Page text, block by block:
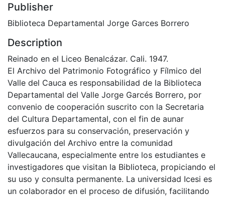
Publisher
Biblioteca Departamental Jorge Garces Borrero
Description
Reinado en el Liceo Benalcázar. Cali. 1947.
El Archivo del Patrimonio Fotográfico y Fílmico del
Valle del Cauca es responsabilidad de la Biblioteca
Departamental del Valle Jorge Garcés Borrero, por
convenio de cooperación suscrito con la Secretaria
del Cultura Departamental, con el fin de aunar
esfuerzos para su conservación, preservación y
divulgación del Archivo entre la comunidad
Vallecaucana, especialmente entre los estudiantes e
investigadores que visitan la Biblioteca, propiciando el
su uso y consulta permanente. La universidad Icesi es
un colaborador en el proceso de difusión, facilitando